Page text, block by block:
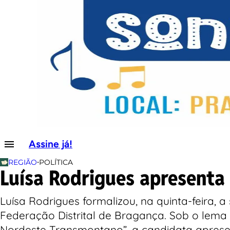
Assine já!
REGIÃO•POLÍTICA
Luísa Rodrigues
Luísa Rodrigues formalizou, na quinta-feira,
Federação Distrital de Bragança. Sob o